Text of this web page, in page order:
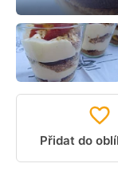
Přidat do